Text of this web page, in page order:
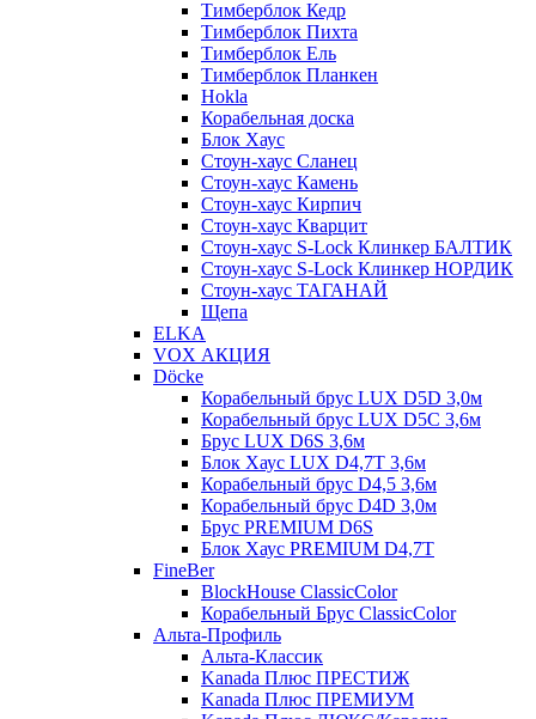
Тимберблок Кедр
Тимберблок Пихта
Тимберблок Ель
Тимберблок Планкен
Hokla
Корабельная доска
Блок Хаус
Стоун-хаус Сланец
Стоун-хаус Камень
Стоун-хаус Кирпич
Стоун-хаус Кварцит
Стоун-хаус S-Lock Клинкер БАЛТИК
Стоун-хаус S-Lock Клинкер НОРДИК
Стоун-хаус ТАГАНАЙ
Щепа
ELKA
VOX АКЦИЯ
Döcke
Корабельный брус LUX D5D 3,0м
Корабельный брус LUX D5C 3,6м
Брус LUX D6S 3,6м
Блок Хаус LUX D4,7T 3,6м
Корабельный брус D4,5 3,6м
Корабельный брус D4D 3,0м
Брус PREMIUM D6S
Блок Хаус PREMIUM D4,7T
FineBer
BlockHouse ClassicColor
Корабельный Брус ClassicColor
Альта-Профиль
Альта-Классик
Kanada Плюс ПРЕСТИЖ
Kanada Плюс ПРЕМИУМ